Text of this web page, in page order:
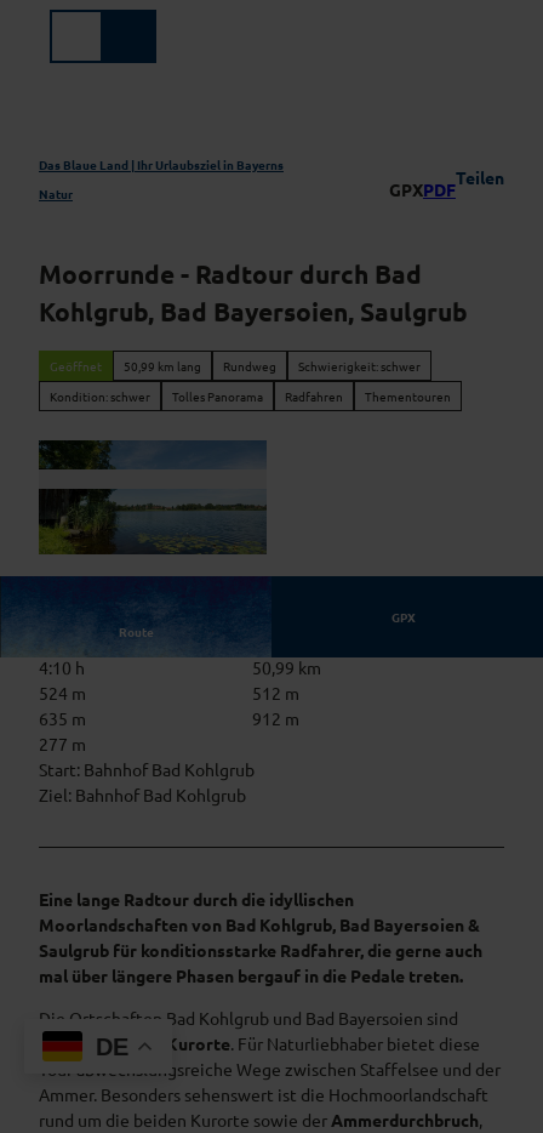
Das Blaue Land | Ihr Urlaubsziel in Bayerns
Natur
GPXPDF
Teilen
Moorrunde - Radtour durch Bad
Kohlgrub, Bad Bayersoien, Saulgrub
Geöffnet 50,99 km lang Rundweg
Schwierigkeit: schwer
Kondition: schwer
Tolles Panorama Radfahren Thementouren
er, Ammergauer Alpen GmbH, Daniela Blöching
Route
GPX
4:10 h
50,99 km
524 m
512 m
635 m
912 m
277 m
Start: Bahnhof Bad Kohlgrub
Ziel: Bahnhof Bad Kohlgrub
Eine lange Radtour durch die idyllischen
Moorlandschaften von Bad Kohlgrub, Bad Bayersoien &
Saulgrub für konditionsstarke Radfahrer, die gerne auch
mal über längere Phasen bergauf in die Pedale treten.
Die Ortschaften Bad Kohlgrub und Bad Bayersoien sind
bekannteMoor-Kurorte. Für Naturliebhaber bietet diese
Tour abwechslungsreiche Wege zwischen Staffelsee und der
Ammer. Besonders sehenswert ist die Hochmoorlandschaft
rund um die beiden Kurorte sowie der Ammerdurchbruch,
DE